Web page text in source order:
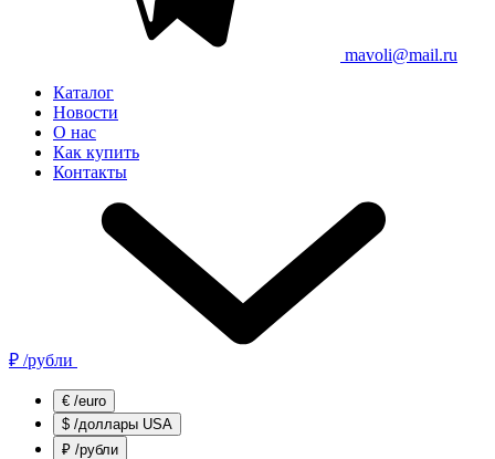
mavoli@mail.ru
Каталог
Новости
О нас
Как купить
Контакты
₽ /рубли
€ /euro
$ /доллары USA
₽ /рубли